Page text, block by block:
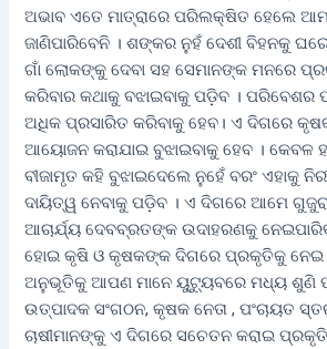
ଅଭାବ ଏତେ ମାତ୍ରାରେ ପରିଲକ୍ଷିତ ହେଲେ
ଜାଣିପାରିବେନି । ଶଙ୍କର ନୁହଁ ଦେଶୀ ବିହନକୁ
ଗାଁ ଲୋକଙ୍କୁ ଦେବା ସହ ସେମାନଙ୍କ ମନରେ
କରିବାର କଥାକୁ ବଝାଇବାକୁ ପଡ଼ିବ । ପରିବେଶର
ଅଧିକ ପ୍ରସାରିତ କରିବାକୁ ହେବ। ଏ ଦିଗରେ କୃଷକ
ଆୟୋଜନ କରାଯାଇ ବୁଝାଇବାକୁ ହେବ । କେବଳ
ବୀଜାମୃତ କହି ବୁଝାଇଦେଲେ ନୁହେଁ ବରଂ ଏହାକୁ
ଦାୟିତ୍ୱ ନେବାକୁ ପଡ଼ିବ । ଏ ଦିଗରେ ଆମେ
ଆଚାର୍ଯ୍ୟ ଦେବବ୍ରତଙ୍କ ଉଦାହରଣକୁ
ହୋଇ କୃଷି ଓ କୃଷକଙ୍କ ଦିଗରେ ପ୍ରକୃତିକୁ ନେଇ
ଅନୁଭୂତିକୁ ଆପଣ ମାନେ ୟୁଟ୍ୟୁବରେ ମଧ୍ୟ ଶୁଣି
ଉତ୍ପାଦକ ସଂଗଠନ, କୃଷକ ନେତା , ପଂଚାୟତ
ଚାଷୀମାନଙ୍କୁ ଏ ଦିଗରେ ସଚେତନ କରାଇ